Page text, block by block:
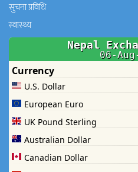
सुचना प्रविधि
स्वास्थ्य